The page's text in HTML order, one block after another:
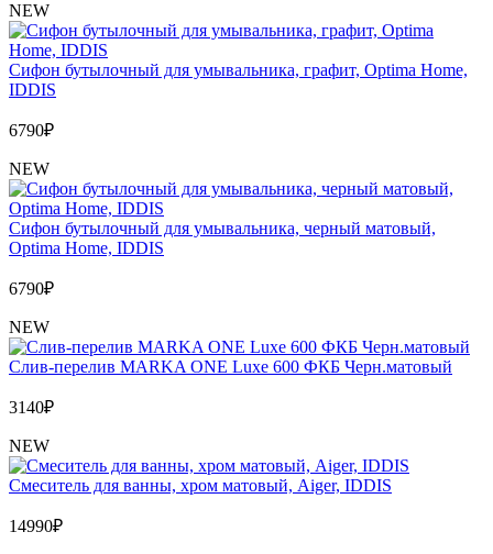
NEW
Сифон бутылочный для умывальника, графит, Optima Home,
IDDIS
6790₽
NEW
Сифон бутылочный для умывальника, черный матовый,
Optima Home, IDDIS
6790₽
NEW
Слив-перелив MARKA ONE Luxe 600 ФКБ Черн.матовый
3140₽
NEW
Cмеситель для ванны, хром матовый, Aiger, IDDIS
14990₽